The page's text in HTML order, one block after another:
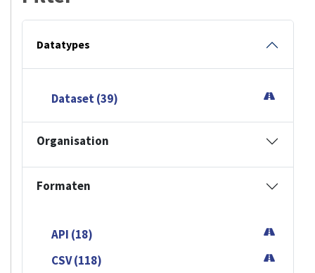
Datatypes
Dataset (39)
Organisation
Formaten
API (18)
CSV (118)